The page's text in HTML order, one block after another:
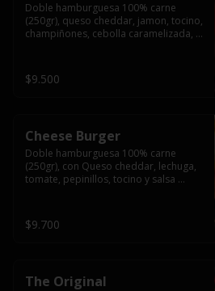
Doble hamburguesa 100% carne
(250gr), queso cheddar, jamon, tocino,
champiñones, cebolla caramelizada,
$9.500
Cheese Burger
Doble hamburguesa 100% carne
(250gr), con Queso cheddar, lechuga,
tomate, pepinillos, tocino y salsa
$9.700
The Original